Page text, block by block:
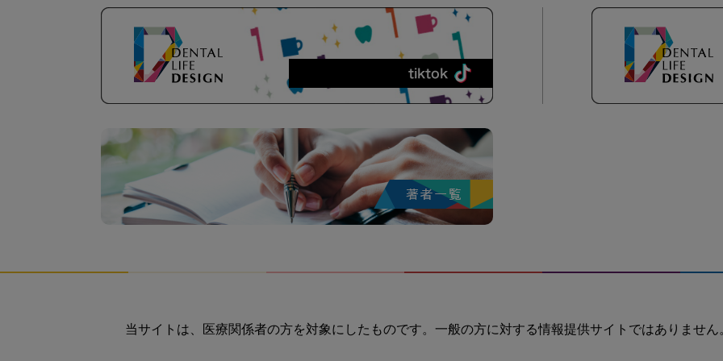
当サイトは、医療関係者の方を対象にしたものです。一般の方に対する情報提供サイトではありません